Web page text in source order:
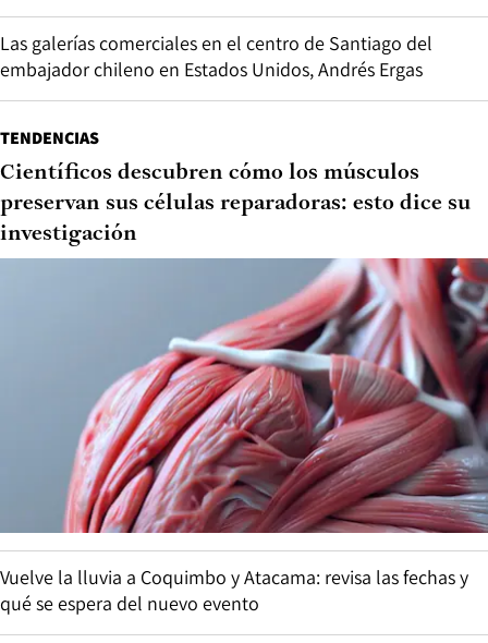
Las galerías comerciales en el centro de Santiago del
embajador chileno en Estados Unidos, Andrés Ergas
TENDENCIAS
Científicos descubren cómo los músculos
preservan sus células reparadoras: esto dice su
investigación
Vuelve la lluvia a Coquimbo y Atacama: revisa las fechas y
qué se espera del nuevo evento